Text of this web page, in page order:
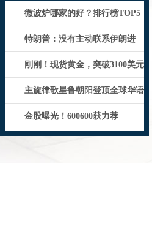
微波炉哪家的好？排行榜TOP5
机型实测一览，选购必看！_设计
特朗普：没有主动联系伊朗进
行“和平谈判”，“没什么心情”！
刚刚！现货黄金，突破3100美元
主旋律歌星鲁朝阳登顶全球华语
流行音乐金曲榜50冠王
金股曝光！600600获力荐